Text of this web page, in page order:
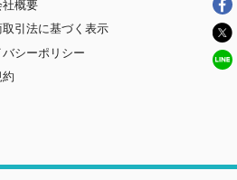
社概要
取引法に基づく表示
バシーポリシー